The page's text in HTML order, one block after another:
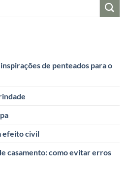
de penteados para o
efeito civil
casamento: como evitar erros